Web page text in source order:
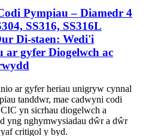
Pympiau – Diamedr 4
SS316, SS316L
Di-staen: Wedi'i
ar gyfer Diogelwch ac
ar gyfer heriau unigryw cynnal
tanddwr, mae cadwyni codi
yn sicrhau diogelwch a
yng nghymwysiadau dŵr a dŵr
critigol y byd.